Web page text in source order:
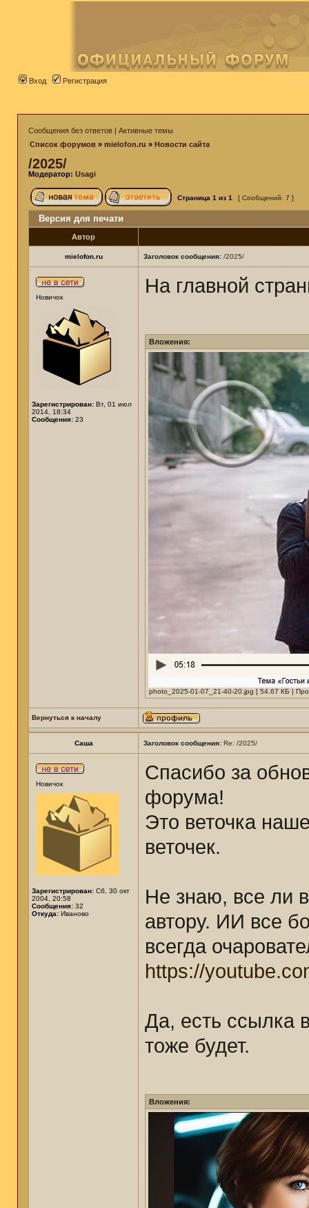
Вход Регистрация
Сообщения без ответов | Активные темы
Список форумов » mielofon.ru » Новости сайта
/2025/
Модератор: Usagi
Страница 1 из 1 [ Сообщений: 7 ]
Версия для печати
Автор
mielofon.ru Заголовок сообщения: /2025/
Новичок
Зарегистрирован: Вт, 01 июл
2014, 18:34
Сообщения: 23
На главной
Вложения:
photo_2025-01-07_21-40-20.jpg [ 54.67 КБ |
Вернуться к началу
Саша Заголовок сообщения: Re: /2025/
Новичок
Зарегистрирован: Сб, 30 окт
2004, 20:58
Сообщения: 32
Откуда: Иваново
Спасибо за
форума!
Это веточка
веточек.
Не знаю, все ли
автору. ИИ все
всегда
https://
Да, есть ссылка
тоже будет.
Вложения: